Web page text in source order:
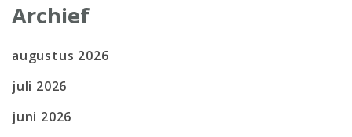
Archief
augustus 2026
juli 2026
juni 2026